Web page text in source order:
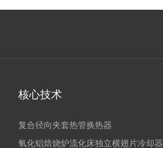
核心技术
复合径向夹套热管换热器
氧化铝焙烧炉流化床独立横翅片冷却器